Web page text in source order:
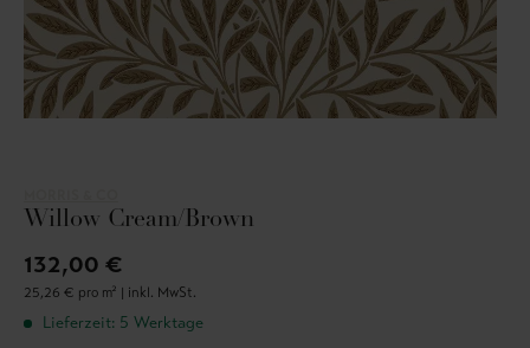
Willow Cream/Brown
132,00 €
25,26 € pro m² | inkl. MwSt.
Lieferzeit: 5 Werktage